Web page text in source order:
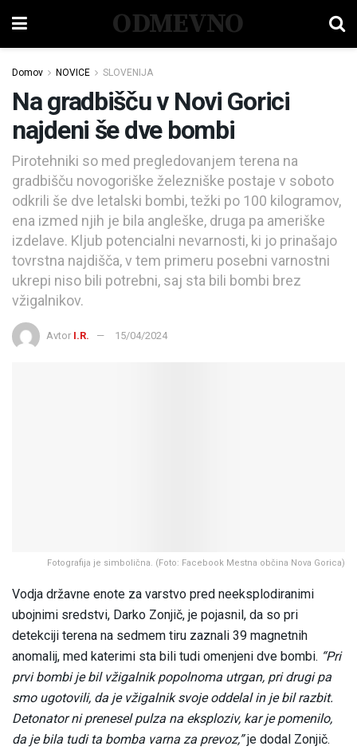
ODMEVNO
Domov NOVICE SLOVENIJA
Na gradbišču v Novi Gorici
najdeni še dve bombi
Pirotehniki so med pregledovanjem terena na
gradbišču novogoriške železniške postaje v soboto
odkrili še dve letalski bombi, težki po 100 kilogramov,
ena izmed njih je bila angleške, druga pa ameriške
izdelave. Kljub potencialni nevarnosti, ki jo prinašajo
tovrstna najdišča, v tem primeru posebni varnostni
ukrepi niso bili potrebni, saj sta bili bombi brez
vžigalnikov.
Avtor I.R. 15/04/2024
Fotografija je simbolična. (Foto: Facebook Mestna občina Nova Gorica)
Vodja državne enote za varstvo pred neeksplodiranimi
ubojnimi sredstvi, Darko Zonjič, je pojasnil, da so pri
detekciji terena na sedmem tiru zaznali 39 magnetnih
anomalij, med katerimi sta bili tudi omenjeni dve bombi. “Pri
prvi bombi je bil vžigalnik popolnoma utrgan, pri drugi pa
smo ugotovili, da je vžigalnik svoje oddelal in je bil razbit.
Detonator ni prenesel pulza na eksploziv, kar je pomenilo,
da je bila tudi ta bomba varna za prevoz,”je dodal Zonjič.